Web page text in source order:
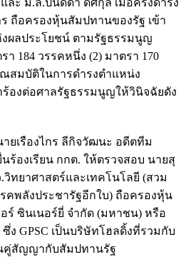
ถือครองหุ้นสัมปทานของรัฐ เข้า
ผลประโยชน์ ตามรัฐธรรมนูญ
า 184 วรรคหนึ่ง (2) มาตรา 170
สมบัติในการดำรงตำแหน่ง
องต่อศาลรัฐธรรมนูญให้วินิจฉัยดัง
ยเรืองไกร ลีกิจวัฒนะ อดีตทีม
ร้องเรียน กกต. ให้ตรวจสอบ นายสุ
ทยาศาสตร์และเทคโนโลยี (สวม
คพลังประชารัฐอีกใบ) ถือครองหุ้น
ร์ ซินเนอร์ยี่ จำกัด (มหาชน) หรือ
ง GPSC เป็นบริษัทโฮลดิ้งที่รวมกับ
คู่สัญญากับสัมปทานรัฐ